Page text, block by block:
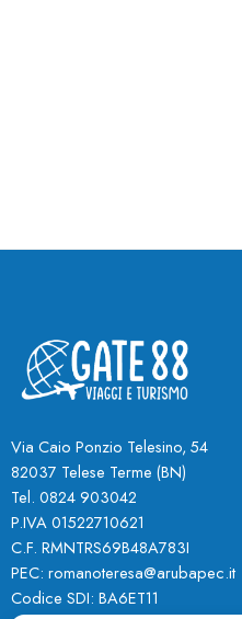
Via Caio Ponzio Telesino, 54
82037 Telese Terme (BN)
Tel. 0824 903042
P.IVA 01522710621
C.F. RMNTRS69B48A783I
PEC: romanoteresa@arubapec.it
Codice SDI: BA6ET11